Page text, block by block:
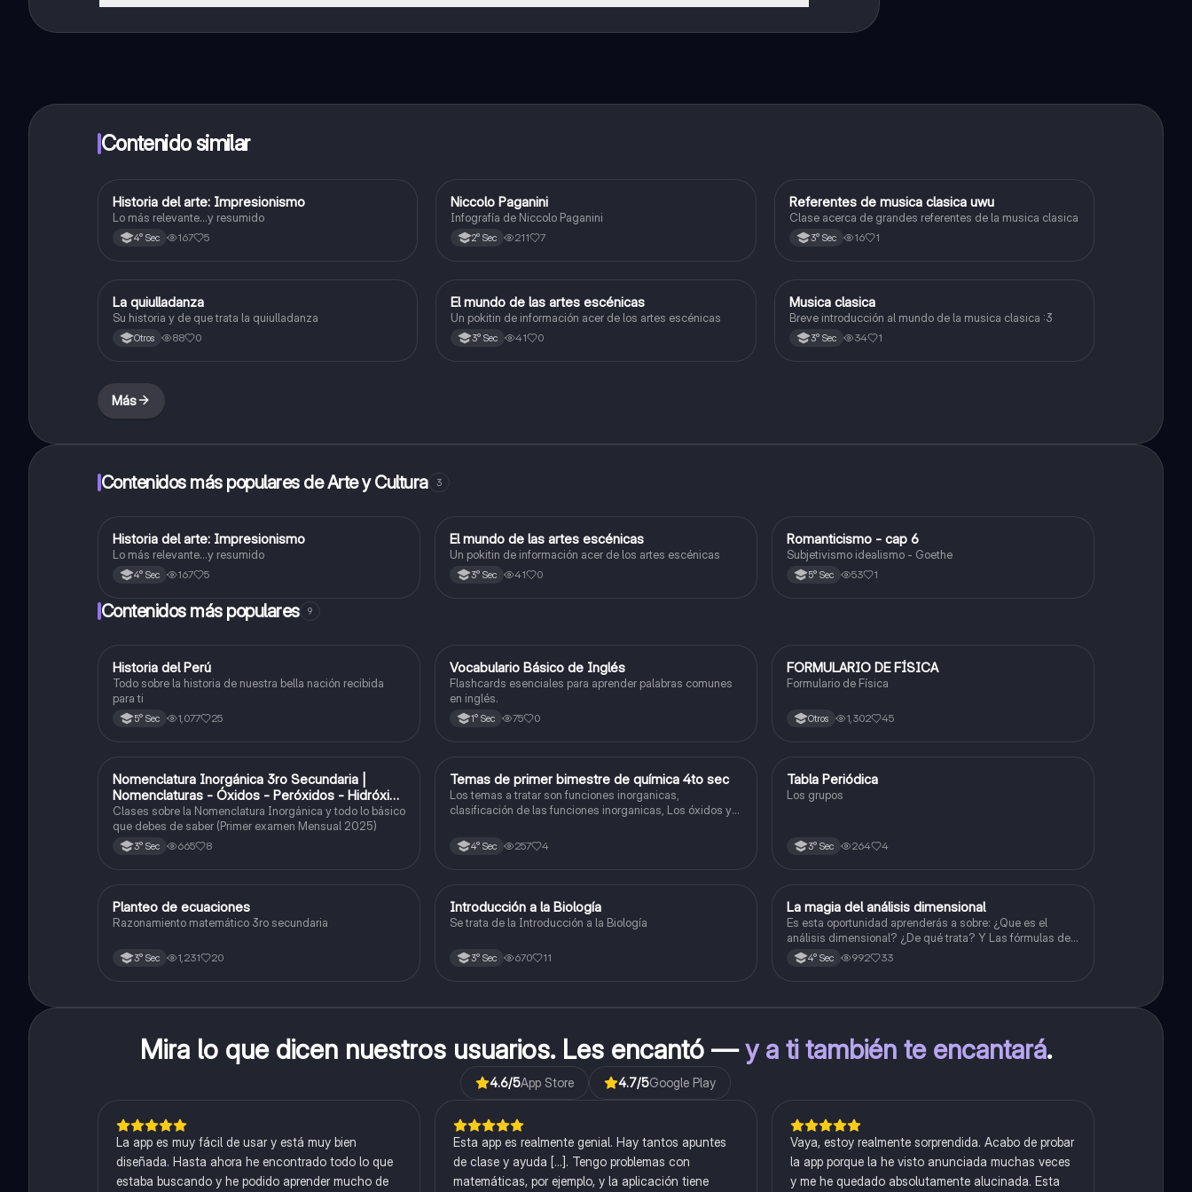
inmeditamente. Puedes ganar dinero utilizando la aplicación, que te permitirá acceder a determinadas funciones.
Contenido similar
Arte y Cultura
Historia del arte: Impresionismo
Lo más relevante...y resumido
4° Sec 167 5
Arte y Cultura
Niccolo Paganini
Infografía de Niccolo Paganini
2° Sec 211 7
Arte y Cultura
Referentes de musica clasica uwu
Clase acerca de grandes referentes de la musica clasica
3° Sec 16 1
Arte y Cultura
La quiulladanza
Su historia y de que trata la quiulladanza
Otros 88 0
Arte y Cultura
El mundo de las artes escénicas
Un pokitin de información acer de los artes escénicas
3° Sec 41 0
Arte y Cultura
Musica clasica
Breve introducción al mundo de la musica clasica :3
3° Sec 34 1
Más
Contenidos más populares de Arte y Cultura 3
Arte y Cultura
Historia del arte: Impresionismo
Lo más relevante...y resumido
4° Sec 167 5
Arte y Cultura
El mundo de las artes escénicas
Un pokitin de información acer de los artes escénicas
3° Sec 41 0
Arte y Cultura
Romanticismo - cap 6
Subjetivismo idealismo - Goethe
5° Sec 53 1
Contenidos más populares 9
Ciencias Sociales
Historia del Perú
Todo sobre la historia de nuestra bella nación recibida
para ti
5° Sec 1,077 25
VInglés
Vocabulario Básico de Inglés
Flashcards esenciales para aprender palabras comunes
en inglés.
1° Sec 75 0
Física
FORMULARIO DE FÍSICA
Formulario de Física
Otros 1,302 45
Química
Nomenclatura Inorgánica 3ro Secundaria |
Nomenclaturas - Óxidos - Peróxidos - Hidróxido
o Bases
Clases sobre la Nomenclatura Inorgánica y todo lo básico
que debes de saber (Primer examen Mensual 2025)
3° Sec 665 8
Química
Temas de primer bimestre de química 4to sec
Los temas a tratar son funciones inorganicas,
clasificación de las funciones inorganicas, Los óxidos y
4° Sec 257 4
Química
Tabla Periódica
Los grupos
3° Sec 264 4
Matemáticas
Planteo de ecuaciones
Razonamiento matemático 3ro secundaria
3° Sec 1,231 20
Biología
Introducción a la Biología
Se trata de la Introducción a la Biología
3° Sec 670 11
Física
La magia del análisis dimensional
Es esta oportunidad aprenderás a sobre: ¿Que es el
análisis dimensional? ¿De qué trata? Y Las fórmulas de
las magnitudes fundamentales y derivadas.
4° Sec 992 33
Mira lo que dicen nuestros usuarios. Les encantó —y a ti también te encantará.
4.6/5App Store 4.7/5Google Play
La app es muy fácil de usar y está muy bien
diseñada. Hasta ahora he encontrado todo lo que
estaba buscando y he podido aprender mucho de
Esta app es realmente genial. Hay tantos apuntes
de clase y ayuda [...]. Tengo problemas con
matemáticas, por ejemplo, y la aplicación tiene
Vaya, estoy realmente sorprendida. Acabo de probar
la app porque la he visto anunciada muchas veces
y me he quedado absolutamente alucinada. Esta